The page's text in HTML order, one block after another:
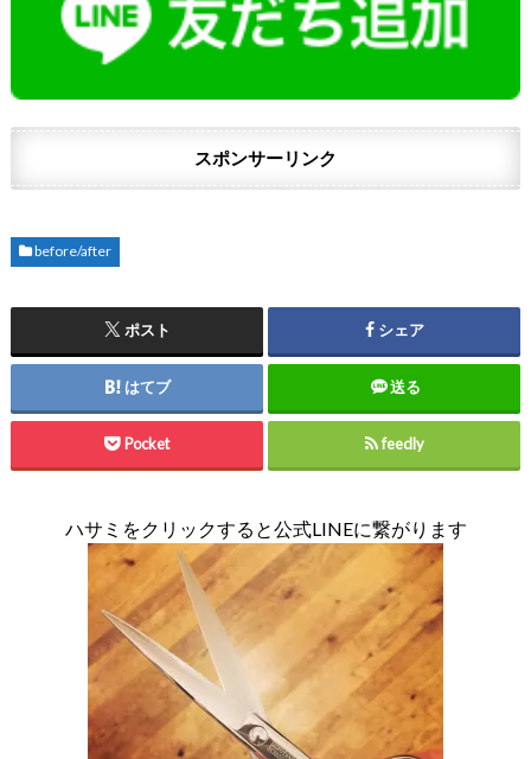
スポンサーリンク
before/after
ポスト シェア
はてブ 送る
Pocket feedly
ハサミをクリックすると公式LINEに繋がります